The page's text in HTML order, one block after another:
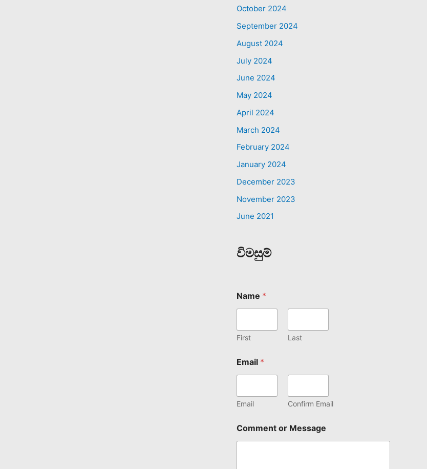
October 2024
September 2024
August 2024
July 2024
June 2024
May 2024
April 2024
March 2024
February 2024
January 2024
December 2023
November 2023
June 2021
විමසුම්
Name *
First Last
Email *
Email Confirm Email
Comment or Message